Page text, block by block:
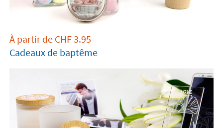
À partir de CHF3.95
Cadeaux de baptême